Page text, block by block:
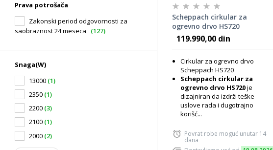
Prava potrošača
Zakonski period odgovornosti za
saobraznost 24 meseca
(127)
Snaga(W)
13000 (1)
2350 (1)
2200 (3)
2100 (1)
2000 (2)
Scheppach cirkular za
ogrevno drvo HS720
5905109901
119.990,00 din
Cirkular za ogrevno drvo
Scheppach HS720
Scheppach cirkular za
ogrevno drvo HS720je
dizajniran da izdrži teške
uslove rada i dugotrajno
korišć...
Povrat robe moguć unutar 14
dana